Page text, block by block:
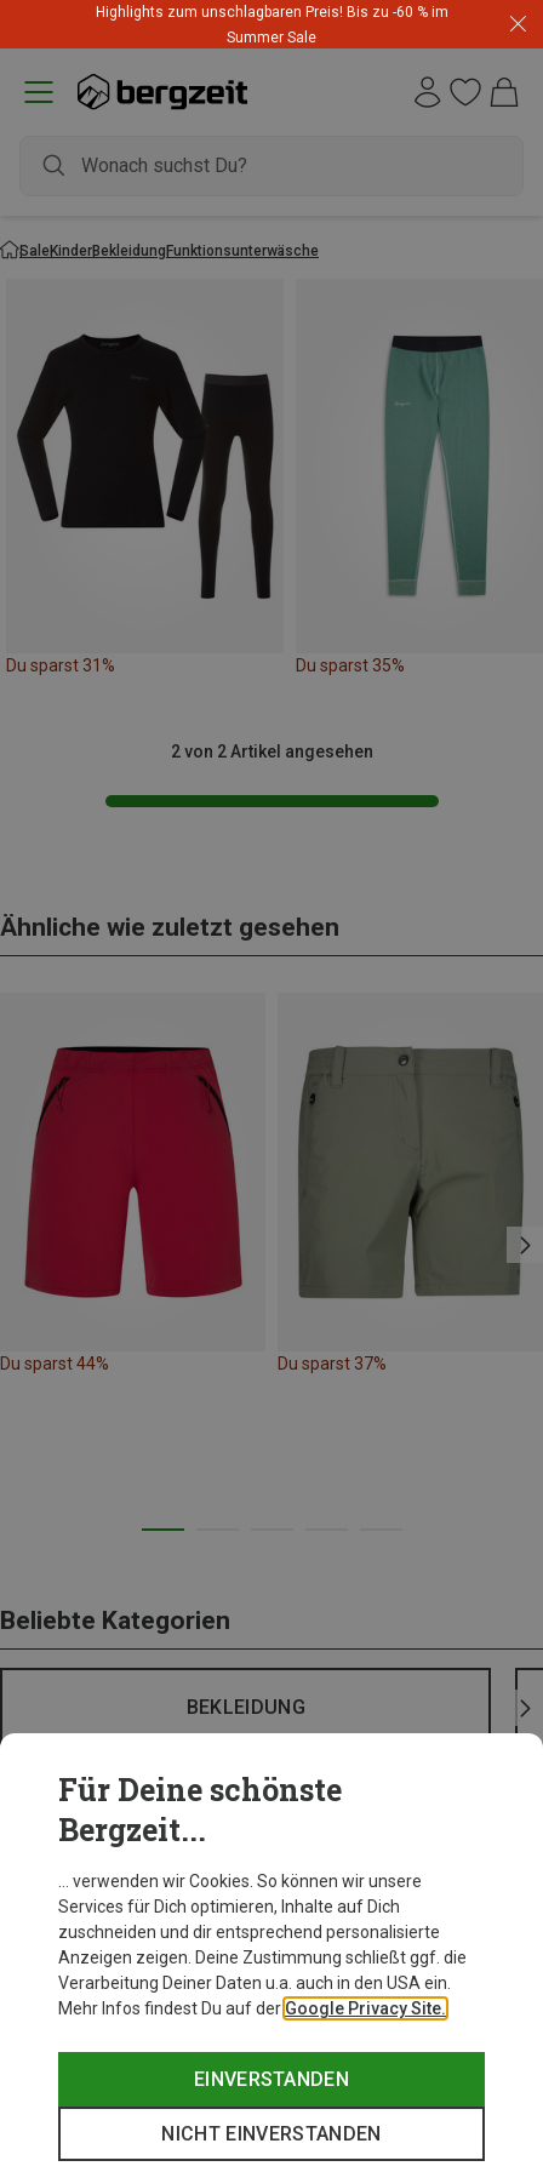
Highlights zum unschlagbaren Preis! Bis zu -60 % im
Summer Sale
SaleKinderBekleidungFunktionsunterwäsche
Du sparst 31% Du sparst 35%
2 von 2 Artikel angesehen
Ähnliche wie zuletzt gesehen
Du sparst 44% Du sparst 37%
Beliebte Kategorien
BEKLEIDUNG
Für Deine schönste
Bergzeit...
… verwenden wir Cookies. So können wir unsere
Services für Dich optimieren, Inhalte auf Dich
zuschneiden und dir entsprechend personalisierte
Anzeigen zeigen. Deine Zustimmung schließt ggf. die
Verarbeitung Deiner Daten u.a. auch in den USA ein.
Mehr Infos findest Du auf der Google Privacy Site.
EINVERSTANDEN
NICHT EINVERSTANDEN